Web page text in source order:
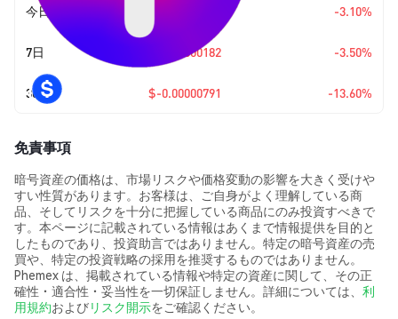
今日 -3.10%
7日 $-0.00000182 -3.50%
30日 $-0.00000791 -13.60%
免責事項
暗号資産の価格は、市場リスクや価格変動の影響を大きく受けや
すい性質があります。お客様は、ご自身がよく理解している商
品、そしてリスクを十分に把握している商品にのみ投資すべきで
す。本ページに記載されている情報はあくまで情報提供を目的と
したものであり、投資助言ではありません。特定の暗号資産の売
買や、特定の投資戦略の採用を推奨するものではありません。
Phemex は、掲載されている情報や特定の資産に関して、その正
確性・適合性・妥当性を一切保証しません。詳細については、 利
用規約およびリスク開示をご確認ください。